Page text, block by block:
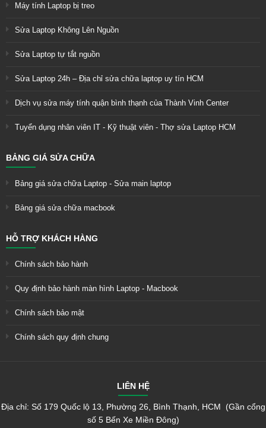
Máy tính Laptop bị treo
Sửa Laptop Không Lên Nguồn
Sửa Laptop tự tắt nguồn
Sửa Laptop 24h – Địa chỉ sửa chữa laptop uy tín HCM
Dịch vụ sửa máy tính quận bình thạnh của Thành Vinh Center
Tuyển dụng nhân viên IT - Kỹ thuật viên - Thợ sửa Laptop HCM
BẢNG GIÁ SỬA CHỮA
Bảng giá sửa chữa Laptop - Sửa main laptop
Bảng giá sửa chữa macbook
HỖ TRỢ KHÁCH HÀNG
Chính sách bảo hành
Quy định bảo hành màn hình Laptop - Macbook
Chính sách bảo mật
Chính sách quy định chung
LIÊN HỆ
Địa chỉ: Số 179 Quốc lộ 13, Phường 26, Bình Thạnh, HCM (Gần cổng
số 5 Bến Xe Miền Đông)